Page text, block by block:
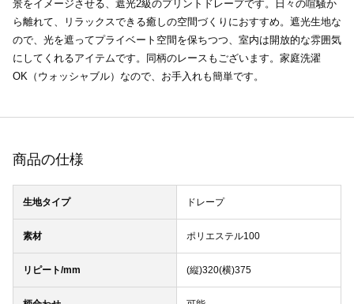
景をイメージさせる、遮光2級のプリントドレープです。日々の喧騒か
ら離れて、リラックスできる癒しの空間づくりにおすすめ。遮光生地な
ので、光を遮ってプライベート空間を保ちつつ、室内は開放的な雰囲気
にしてくれるアイテムです。同柄のレースもございます。家庭洗濯
OK（ウォッシャブル）なので、お手入れも簡単です。
商品の仕様
生地タイプ ドレープ
素材 ポリエステル100
リピート/mm (縦)320(横)375